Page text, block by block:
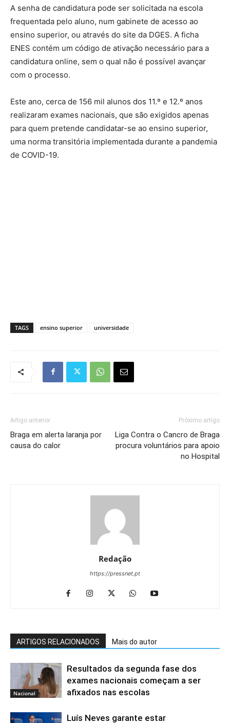
A senha de candidatura pode ser solicitada na escola
frequentada pelo aluno, num gabinete de acesso ao
ensino superior, ou através do site da DGES. A ficha
ENES contém um código de ativação necessário para a
candidatura online, sem o qual não é possível avançar
com o processo.
Este ano, cerca de 156 mil alunos dos 11.º e 12.º anos
realizaram exames nacionais, que são exigidos apenas
para quem pretende candidatar-se ao ensino superior,
uma norma transitória implementada durante a pandemia
de COVID-19.
TAGS ensino superior universidade
Artigo anterior
Braga em alerta laranja por
causa do calor
Próximo artigo
Liga Contra o Cancro de Braga
procura voluntários para apoio
no Hospital
Redação
https://pressnet.pt
ARTIGOS RELACIONADOS Mais do autor
Nacional
Resultados da segunda fase dos
exames nacionais começam a ser
afixados nas escolas
Luís Neves garante estar